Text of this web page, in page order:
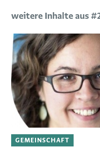
weitere Inhalte aus
GEMEINSCHAFT